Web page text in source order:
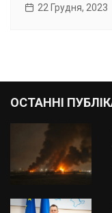
22 Грудня, 2023
ОСТАННІ